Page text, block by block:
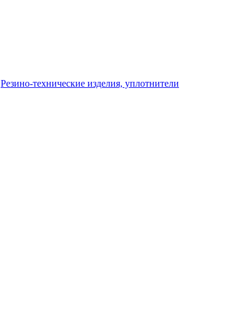
Резино-технические изделия, уплотнители